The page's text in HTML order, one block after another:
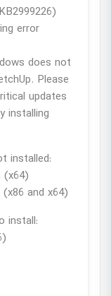
error
does not
Please
updates
installing
installed:
(x64)
and x64)
install: